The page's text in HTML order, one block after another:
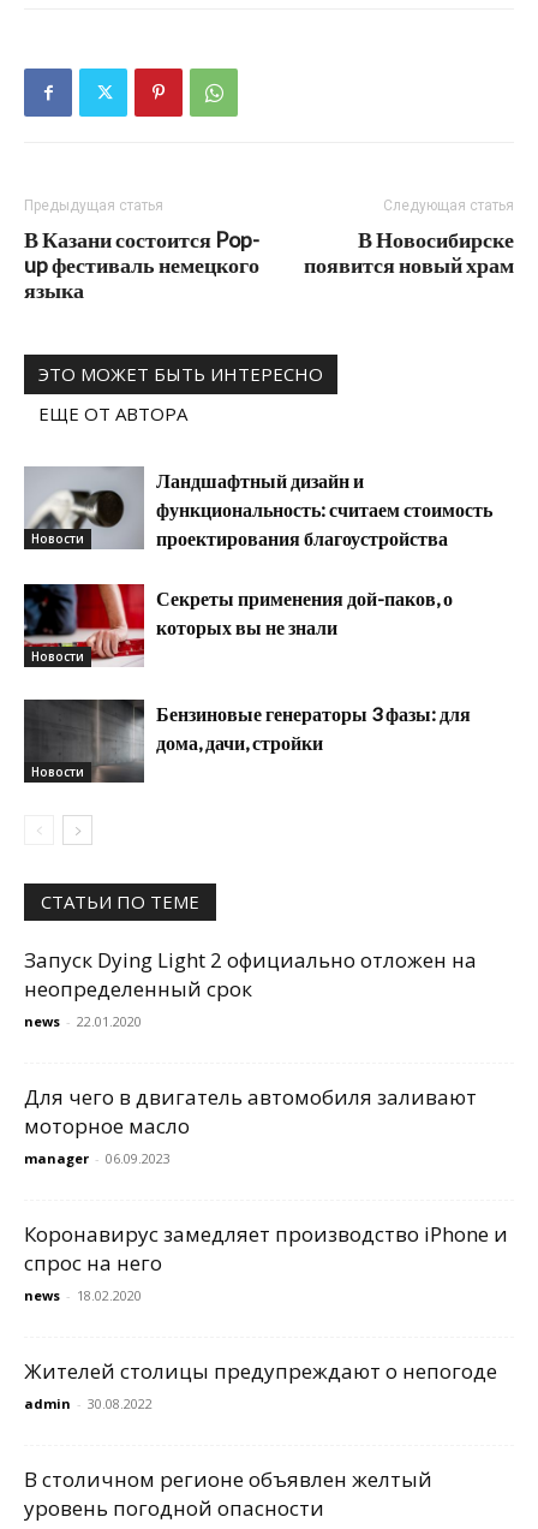
Предыдущая статья
В Казани состоится Pop-
up фестиваль немецкого
языка
Следующая статья
В Новосибирске
появится новый храм
ЭТО МОЖЕТ БЫТЬ ИНТЕРЕСНО
ЕЩЕ ОТ АВТОРА
Новости
Ландшафтный дизайн и
функциональность: считаем стоимость
проектирования благоустройства
Новости
Секреты применения дой-паков, о
которых вы не знали
Новости
Бензиновые генераторы 3 фазы: для
дома, дачи, стройки
СТАТЬИ ПО ТЕМЕ
Запуск Dying Light 2 официально отложен на
неопределенный срок
news - 22.01.2020
Для чего в двигатель автомобиля заливают
моторное масло
manager - 06.09.2023
Коронавирус замедляет производство iPhone и
спрос на него
news - 18.02.2020
Жителей столицы предупреждают о непогоде
admin - 30.08.2022
В столичном регионе объявлен желтый
уровень погодной опасности